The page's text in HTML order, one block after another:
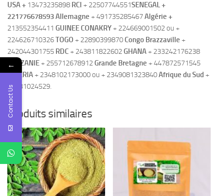
USA + 13473235898 RCI + 22507744551SENEGAL+
221776678593 Allemagne + 491735285467Algérie +
213552354411 GUINEE CONAKRY + 224669001502 ou +
224626710326TOGO + 22890399870Congo Brazzaville +
242044301755 RDC + 243811822602GHANA + 233242176238
TANZANIE + 255712678912Grande Bretagne + 447872571545
NIGERIA + 2348102173000 ou + 2349081323840Afrique du Sud +
27631024529.
Produits similaires
←
Contact Us